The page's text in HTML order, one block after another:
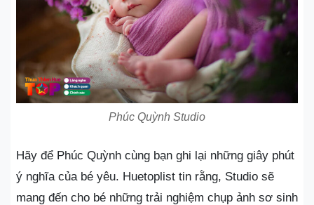
Phúc Quỳnh Studio
Hãy để Phúc Quỳnh cùng bạn ghi lại những giây phút
ý nghĩa của bé yêu. Huetoplist tin rằng, Studio sẽ
mang đến cho bé những trải nghiệm chụp ảnh sơ sinh